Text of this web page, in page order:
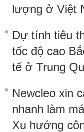
lượng ở Việt
Dự tính tiêu
tốc độ cao
tế ở Trung
Newcleo xin
nhanh làm
Xu hướng